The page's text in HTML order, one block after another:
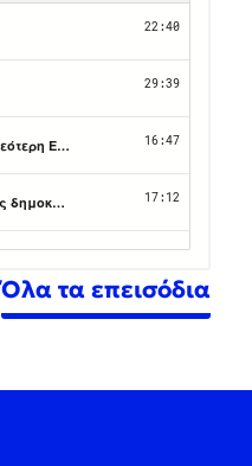
Όλα τα επεισόδια